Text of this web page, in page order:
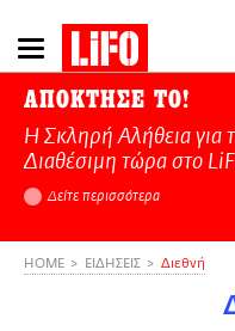
Παράκαμψη
προς
κυρίως
περιεχόμενο
ΑΠΟΚΤΗΣΕ ΤΟ!
Η Σκληρή Αλήθεια για
Διαθέσιμη τώρα στo
Δείτε περισσότερα
HOME ΕΙΔΗΣΕΙΣ Διεθνή